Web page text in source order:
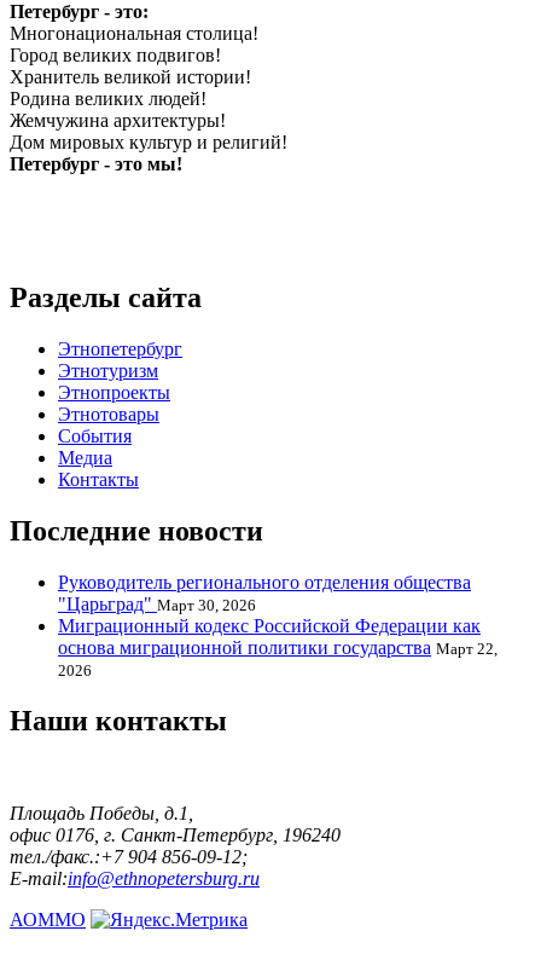
Петербург - это:
Многонациональная столица!
Город великих подвигов!
Хранитель великой истории!
Родина великих людей!
Жемчужина архитектуры!
Дом мировых культур и религий!
Петербург - это мы!
Разделы сайта
Этнопетербург
Этнотуризм
Этнопроекты
Этнотовары
События
Медиа
Контакты
Последние новости
Руководитель регионального отделения общества
"Царьград" Март 30, 2026
Миграционный кодекс Российской Федерации как
основа миграционной политики государства Март 22,
2026
Наши контакты
Площадь Победы, д.1,
офис 0176, г. Санкт-Петербург, 196240
тел./факс.:+7 904 856-09-12;
E-mail:info@ethnopetersburg.ru
АОММО